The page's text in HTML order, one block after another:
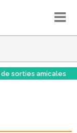
de sorties amicales